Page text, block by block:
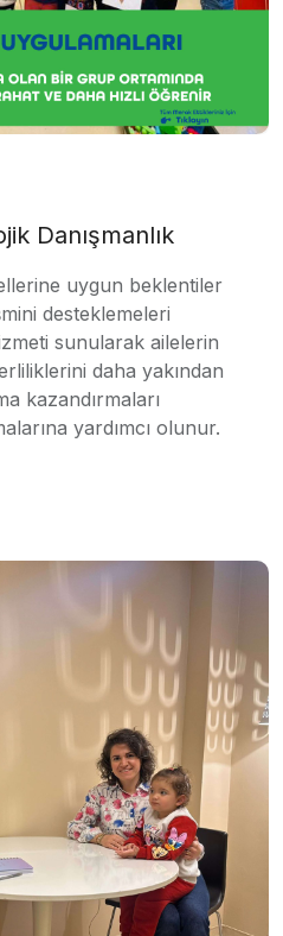
Danışmanlık
uygun beklentiler
desteklemeleri
sunularak ailelerin
daha yakından
kazandırmaları
yardımcı olunur.